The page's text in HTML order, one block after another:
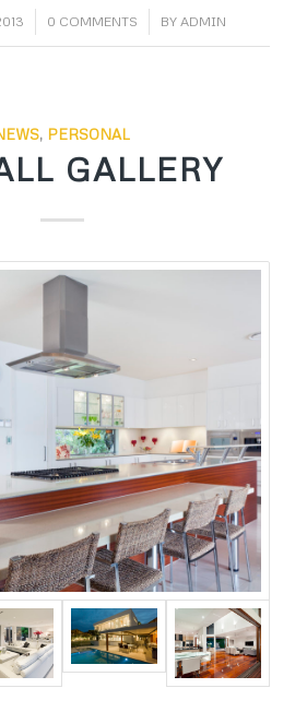
0 COMMENTS
/ BY ADMIN
, PERSONAL
GALLERY